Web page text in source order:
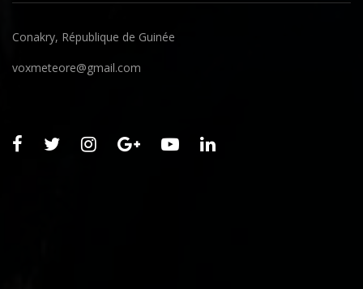
Conakry, République de Guinée
voxmeteore@gmail.com